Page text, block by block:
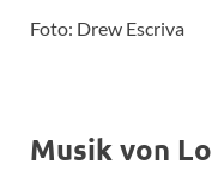
Foto: Drew Escriva
Musik von